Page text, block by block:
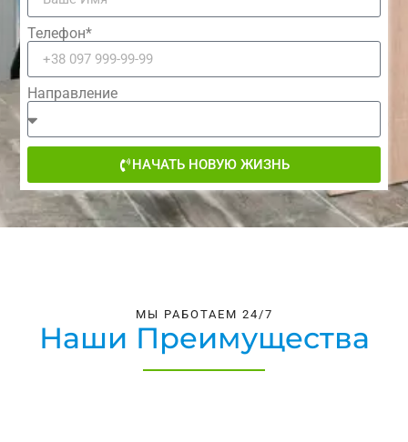
Телефон*
Направление
НАЧАТЬ НОВУЮ ЖИЗНЬ
МЫ РАБОТАЕМ 24/7
Наши Преимущества